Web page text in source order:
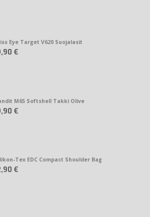
Eye Target V620 Suojalasit
€
M65 Softshell Takki Olive
€
Tex EDC Compact Shoulder Bag
€